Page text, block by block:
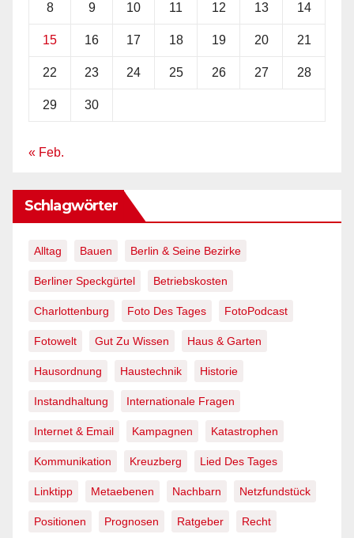
8 9 10 11 12 13 14
15 16 17 18 19 20 21
22 23 24 25 26 27 28
29 30
« Feb.
Schlagwörter
Alltag Bauen Berlin & Seine Bezirke
Berliner Speckgürtel Betriebskosten
Charlottenburg Foto Des Tages FotoPodcast
Fotowelt Gut Zu Wissen Haus & Garten
Hausordnung Haustechnik Historie
Instandhaltung Internationale Fragen
Internet & Email Kampagnen Katastrophen
Kommunikation Kreuzberg Lied Des Tages
Linktipp Metaebenen Nachbarn Netzfundstück
Positionen Prognosen Ratgeber Recht